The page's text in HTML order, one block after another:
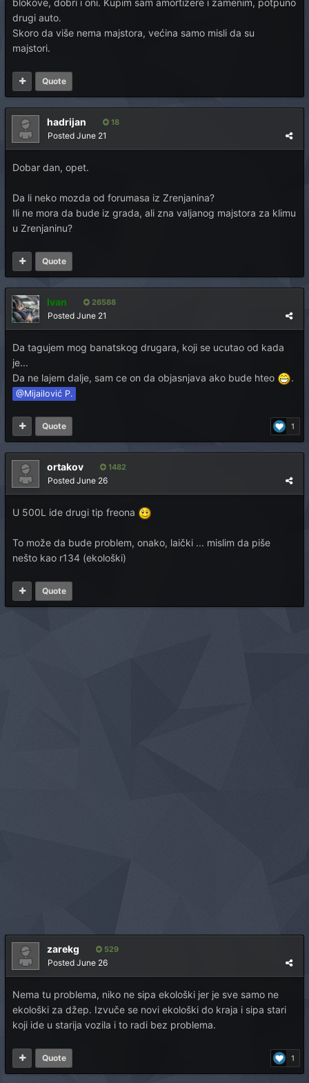
blokove, dobri i oni. Kupim sam amortizere i zamenim, potpuno
drugi auto.
Skoro da više nema majstora, većina samo misli da su
majstori.
Quote
hadrijan 18
Posted June 21
Dobar dan, opet.
Da li neko mozda od forumasa iz Zrenjanina?
Ili ne mora da bude iz grada, ali zna valjanog majstora za klimu
u Zrenjaninu?
Quote
Ivan 26588
Posted June 21
Da tagujem mog banatskog drugara, koji se ucutao od kada
je...
Da ne lajem dalje, sam ce on da objasnjava ako bude hteo
.
@Mijailović P.
1
Quote
ortakov 1482
Posted June 26
U 500L ide drugi tip freona
To može da bude problem, onako, laički ... mislim da piše
nešto kao r134 (ekološki)
Quote
zarekg 529
Posted June 26
Nema tu problema, niko ne sipa ekološki jer je sve samo ne
ekološki za džep. Izvuče se novi ekološki do kraja i sipa stari
koji ide u starija vozila i to radi bez problema.
1
Quote